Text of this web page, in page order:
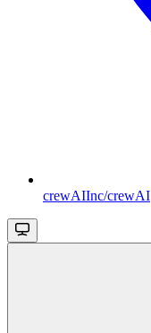
crewAIInc/crewAI